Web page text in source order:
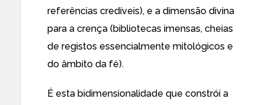
referências credíveis), e a dimensão divina
para a crença (bibliotecas imensas, cheias
de registos essencialmente mitológicos e
do âmbito da fé).
É esta bidimensionalidade que constrói a